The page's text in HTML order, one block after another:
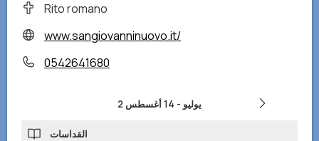
Rito romano
www.sangiovanninuovo.it/
0542641680
2 يوليو - 14 أغسطس
القداسات